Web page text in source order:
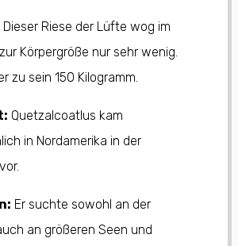
Dieser Riese der Lüfte wog im
Körpergröße nur sehr wenig.
zu sein 150 Kilogramm.
Quetzalcoatlus kam
in Nordamerika in der
Er suchte sowohl an der
an größeren Seen und